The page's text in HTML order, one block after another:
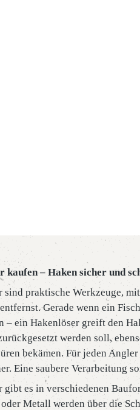
kaufen – Haken sicher und
sind praktische Werkzeuge,
Gerade wenn ein
– ein Hakenlöser greift den
werden soll,
bekämen. Für jeden
Eine saubere Verarbeitung
gibt es in verschiedenen
Metall werden über die